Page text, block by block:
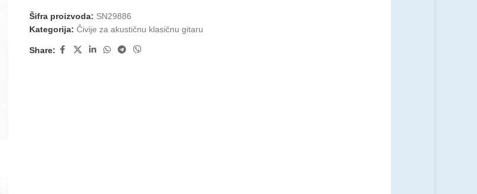
Šifra proizvoda: SN29886
Kategorija: Čivije za akustičnu klasičnu gitaru
Share: